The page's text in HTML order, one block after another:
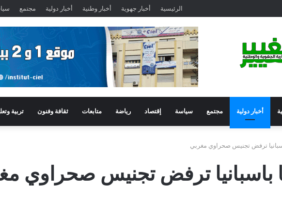
الرئيسية أخبار جهوية أخبار وطنية أخبار دولية مجتمع
أخبار دولية مجتمع سياسة إقتصاد رياضة متابعات ثقافة وفنون تربية
ترفض تجنيس صحراوي مغربي
باسبانيا ترفض تجنيس صحراوي